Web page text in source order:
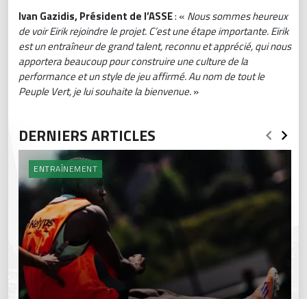
Ivan Gazidis, Président de l’ASSE: « Nous sommes heureux
de voir Eirik rejoindre le projet. C’est une étape importante. Eirik
est un entraîneur de grand talent, reconnu et apprécié, qui nous
apportera beaucoup pour construire une culture de la
performance et un style de jeu affirmé. Au nom de tout le
Peuple Vert, je lui souhaite la bienvenue.»
DERNIERS ARTICLES
ENTRAÎNEMENT